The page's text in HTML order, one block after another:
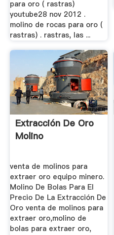
para oro ( rastras)
youtube28 nov 2012 .
molino de rocas para oro (
rastras) . rastras, las ...
Extracción De Oro
Molino
venta de molinos para
extraer oro equipo minero.
Molino De Bolas Para El
Precio De La Extracción De
Oro venta de molinos para
extraer oro,molino de
bolas para extraer oro,